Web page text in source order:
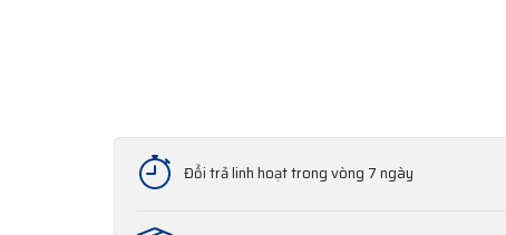
Đổi trả linh hoạt trong vòng 7 ngày